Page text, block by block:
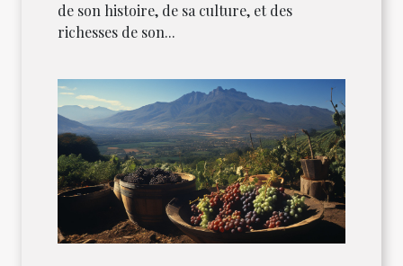
de son histoire, de sa culture, et des
richesses de son...